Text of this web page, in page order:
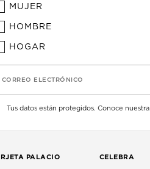
MUJER
HOMBRE
HOGAR
CORREO ELECTRÓNICO
Tus datos están protegidos. Conoce nuestra
PALACIO CELEBRA